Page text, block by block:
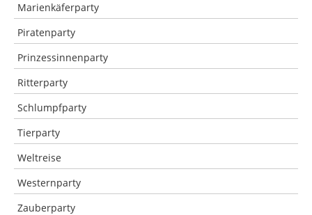
Marienkäferparty
Piratenparty
Prinzessinnenparty
Ritterparty
Schlumpfparty
Tierparty
Weltreise
Westernparty
Zauberparty